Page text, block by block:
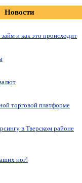
Новости
и как это происходит
торговой платформе
в Тверском районе
ног!